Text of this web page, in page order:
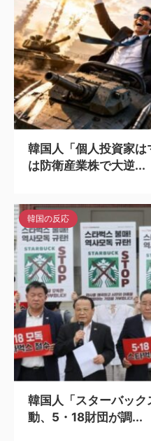
韓国人「個人投資家
は防衛産業株で大逆...
韓国の反応
韓国人「スターバッ
動、5・18財団が調...